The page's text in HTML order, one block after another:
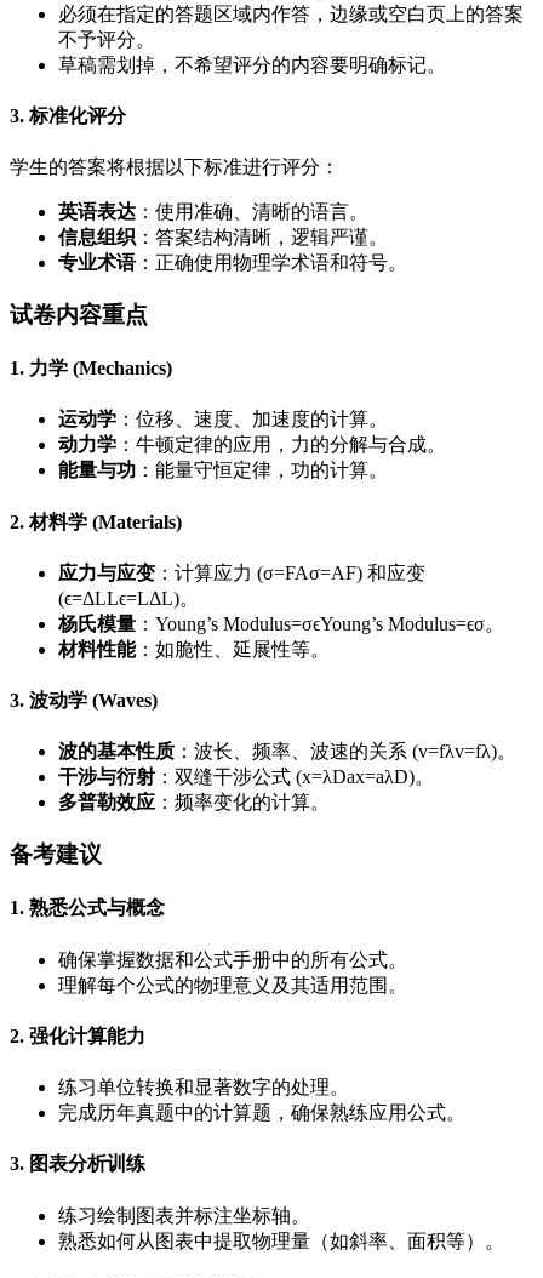
必须在指定的答题区域内作答，边缘或空白页上的答案
不予评分。
草稿需划掉，不希望评分的内容要明确标记。
3. 标准化评分
学生的答案将根据以下标准进行评分：
英语表达 ：使用准确、清晰的语言。
信息组织 ：答案结构清晰，逻辑严谨。
专业术语：正确使用物理学术语和符号。
试卷内容重点
1. 力学 (Mechanics)
运动学 ：位移、速度、加速度的计算。
动力学 ：牛顿定律的应用，力的分解与合成。
能量与功 ：能量守恒定律，功的计算。
2. 材料学 (Materials)
应力与应变 ：计算应力 (σ=FAσ=AF) 和应变
(ϵ=ΔLLϵ=LΔL)。
杨氏模量 ： Young’s Modulus=σϵYoung’s Modulus=ϵσ。
材料性能：如脆性、延展性等。
3. 波动学 (Waves)
波的基本性质 ：波长、频率、波速的关系 (v=fλv=fλ)。
干涉与衍射 ：双缝干涉公式 (x=λDax=aλD)。
多普勒效应 ：频率变化的计算。
备考建议
1. 熟悉公式与概念
确保掌握数据和公式手册中的所有公式。
理解每个公式的物理意义及其适用范围。
2. 强化计算能力
练习单位转换和显著数字的处理。
完成历年真题中的计算题，确保熟练应用公式。
3. 图表分析训练
练习绘制图表并标注坐标轴。
熟悉如何从图表中提取物理量（如斜率、面积等）。